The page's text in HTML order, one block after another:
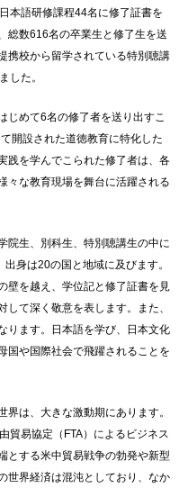
本語研修課程44名に修了証書を
総数616名の卒業生と修了生を送
携校から留学されている特別聴講
した。
じめて6名の修了者を送り出すこ
開設された道徳教育に特化した
践を学んでこられた修了者は、各
々な教育現場を舞台に活躍される
院生、別科生、特別聴講生の中に
身は20の国と地域に及びます。
壁を越え、学位記と修了証書を見
て深く敬意を表します。また、
ります。日本語を学び、日本文化
国や国際社会で飛躍されることを
は、大きな激動期にあります。
貿易協定（FTA）によるビジネス
とする米中貿易戦争の勃発や新型
世界経済は混沌としており、なか